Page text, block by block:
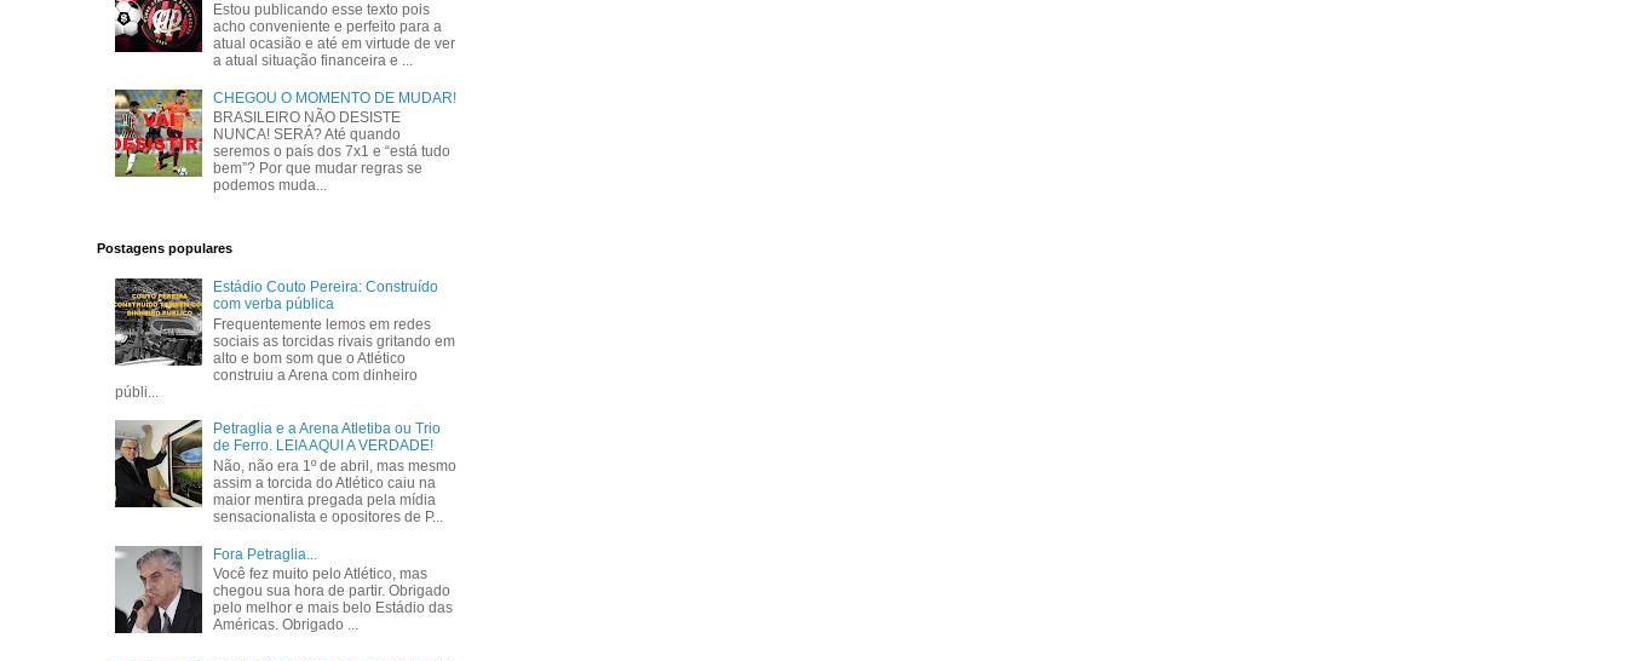
Estou publicando esse texto pois
acho conveniente e perfeito para a
atual ocasião e até em virtude de ver
a atual situação financeira e ...
CHEGOU O MOMENTO DE MUDAR!
BRASILEIRO NÃO DESISTE
NUNCA! SERÁ? Até quando
seremos o país dos 7x1 e “está tudo
bem”? Por que mudar regras se
podemos muda...
Postagens populares
Estádio Couto Pereira: Construído
com verba pública
Frequentemente lemos em redes
sociais as torcidas rivais gritando em
alto e bom som que o Atlético
construiu a Arena com dinheiro
públi...
Petraglia e a Arena Atletiba ou Trio
de Ferro. LEIA AQUI A VERDADE!
Não, não era 1º de abril, mas mesmo
assim a torcida do Atlético caiu na
maior mentira pregada pela mídia
sensacionalista e opositores de P...
Fora Petraglia...
Você fez muito pelo Atlético, mas
chegou sua hora de partir. Obrigado
pelo melhor e mais belo Estádio das
Américas. Obrigado ...